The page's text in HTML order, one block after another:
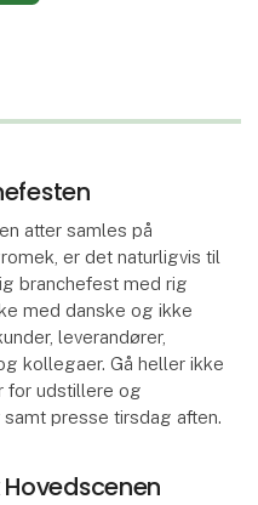
atter samles på
er det naturligvis til
branchefest med rig
med danske og ikke
leverandører,
kollegaer. Gå heller ikke
for udstillere og
presse tirsdag aften.